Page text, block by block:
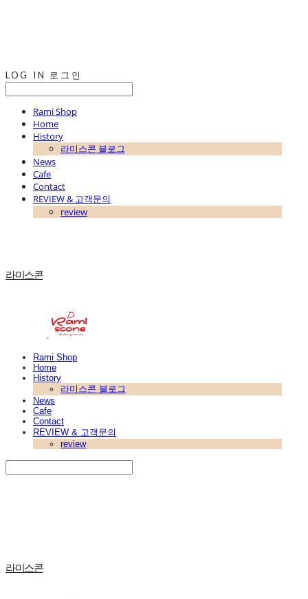
LOG IN 로그인
Rami Shop
Home
History
라미스콘 블로그
News
Cafe
Contact
REVIEW & 고객문의
review
라미스콘
Rami Shop
Home
History
라미스콘 블로그
News
Cafe
Contact
REVIEW & 고객문의
review
라미스콘